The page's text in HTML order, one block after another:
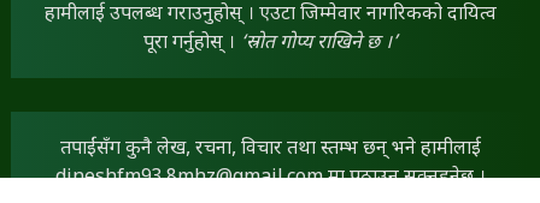
हामीलाई उपलब्ध गराउनुहोस् । एउटा जिम्मेवार नागरिकको दायित्व
पूरा गर्नुहोस् । ‘स्रोत गोप्य राखिने छ ।’
तपाईंसँग कुनै लेख, रचना, विचार तथा स्तम्भ छन् भने हामीलाई
dineshfm93.8mhz@gmail.comमा पठाउन सक्नुहुनेछ ।